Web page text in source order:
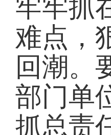
牢牢抓
难点，
回潮。
部门单
抓总责